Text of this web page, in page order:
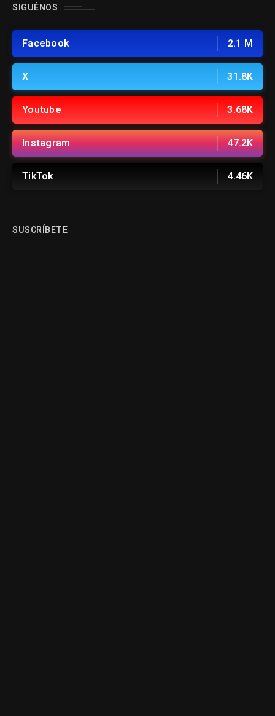
SIGUÉNOS
Facebook 2.1 M
X 31.8K
Youtube 3.68K
Instagram 47.2K
TikTok 4.46K
SUSCRÍBETE